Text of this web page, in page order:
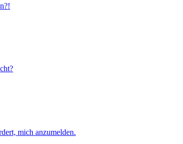
mich anzumelden.